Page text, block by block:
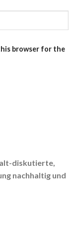
browser for the
diskutierte,
nachhaltig und